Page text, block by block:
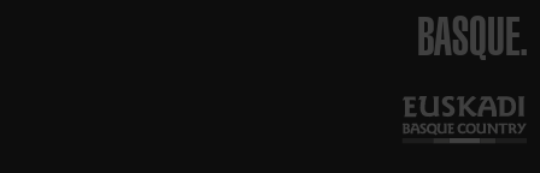
BASQUE.